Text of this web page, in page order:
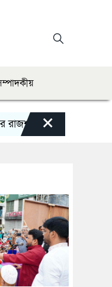
মহানগর বিএনপির বিশাল
×